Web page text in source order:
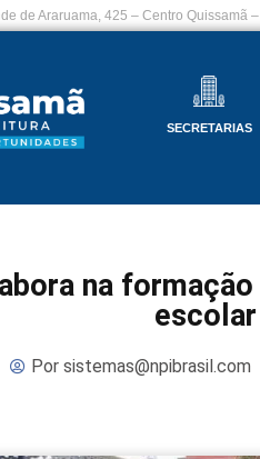
de Araruama, 425 – Centro Quissamã
SECRETARIAS
na
escolar
Porsistemas@npibrasil.com